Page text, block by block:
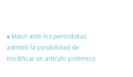
« Macri ante los periodistas
admitió la posibilidad de
modificar un artículo polémico